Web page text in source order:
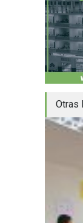
Otras